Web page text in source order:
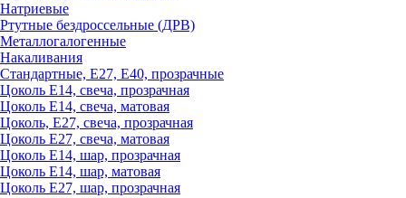
Натриевые
Ртутные бездроссельные (ДРВ)
Металлогалогенные
Накаливания
Стандартные, Е27, Е40, прозрачные
Цоколь Е14, свеча, прозрачная
Цоколь Е14, свеча, матовая
Цоколь, Е27, свеча, прозрачная
Цоколь Е27, свеча, матовая
Цоколь Е14, шар, прозрачная
Цоколь Е14, шар, матовая
Цоколь Е27, шар, прозрачная